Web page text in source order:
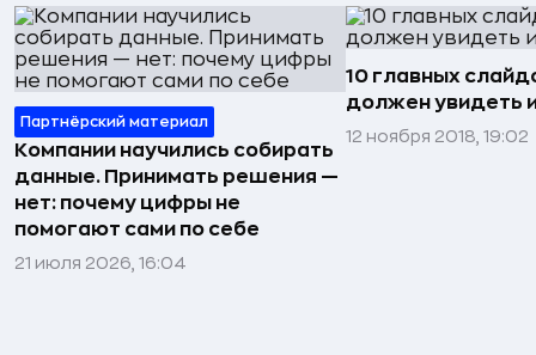
Партнёрский материал
Компании научились собирать
данные. Принимать решения —
нет: почему цифры не
помогают сами по себе
21 июля 2026, 16:04
10 главных
должен увидеть
12 ноября 2018, 19:02